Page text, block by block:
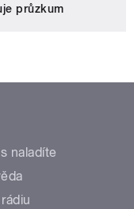
průzkum
naladíte